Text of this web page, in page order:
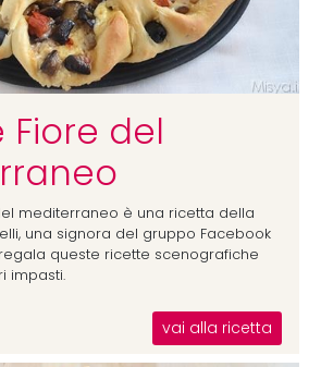
Fiore del
mediterraneo è una ricetta della
una signora del gruppo Facebook
queste ricette scenografiche
impasti.
vai alla ricetta